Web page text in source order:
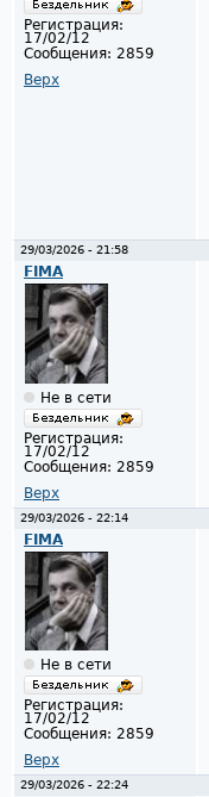
Регистрация:
17/02/12
Сообщения: 2859
Верх
29/03/2026 - 21:58
FIMA
Не в сети
Регистрация:
17/02/12
Сообщения: 2859
Верх
29/03/2026 - 22:14
FIMA
Не в сети
Регистрация:
17/02/12
Сообщения: 2859
Верх
29/03/2026 - 22:24